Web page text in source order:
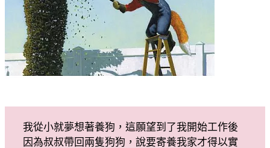
我從小就夢想著養狗，這願望到了我開始工作後
因為叔叔帶回兩隻狗狗，說要寄養我家才得以實